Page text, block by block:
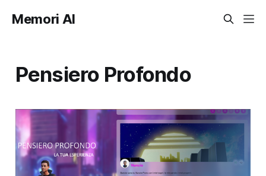
Memori AI
Pensiero Profondo